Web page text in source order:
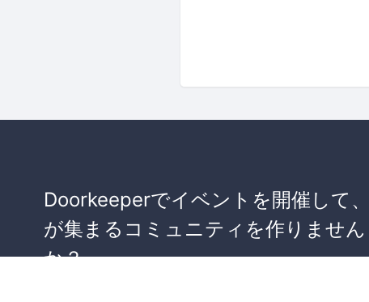
Doorkeeperでイベントを開催して
が集まるコミュニティを作りません
か？